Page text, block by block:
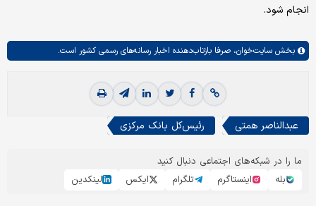
انجام شود.
بخش سایت‌خوان، صرفا بازتاب‌دهنده اخبار رسانه‌های رسمی کشور است.
عبدالناصر همتی رئیس‌کل بانک مرکزی
ما را در شبکه‌های اجتماعی دنبال کنید
بله
اینستاگرم تلگرام ایکس لینکدین